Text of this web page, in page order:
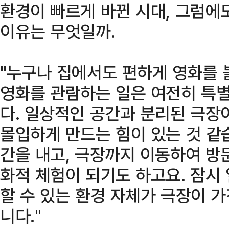
환경이 빠르게 바뀐 시대, 그럼
이유는 무엇일까.
"누구나 집에서도 편하게 영화를
영화를 관람하는 일은 여전히 특
다. 일상적인 공간과 분리된 극
몰입하게 만드는 힘이 있는 것
간을 내고, 극장까지 이동하여
화적 체험이 되기도 하고요. 잠
할 수 있는 환경 자체가 극장이
니다."